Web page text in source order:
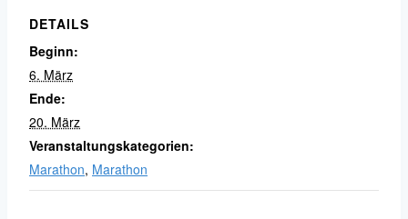
DETAILS
Beginn:
6. März
Ende:
20. März
Veranstaltungskategorien:
Marathon, Marathon